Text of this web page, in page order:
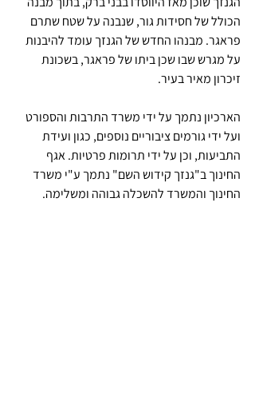
הכולל של חסידות גור, שנבנה על שטח שתרם
פראגר. מבנהו החדש של הגנזך עומד להיבנות
על מגרש שבו שכן ביתו של פראגר, בשכונת
זיכרון מאיר בעיר.
הארכיון נתמך על ידי משרד התרבות והספורט
ועל ידי גורמים ציבוריים נוספים, כגון ועידת
התביעות, וכן על ידי תרומות פרטיות. אגף
החינוך ב"גנזך קידוש השם" נתמך ע"י משרד
החינוך והמשרד להשכלה גבוהה ומשלימה.